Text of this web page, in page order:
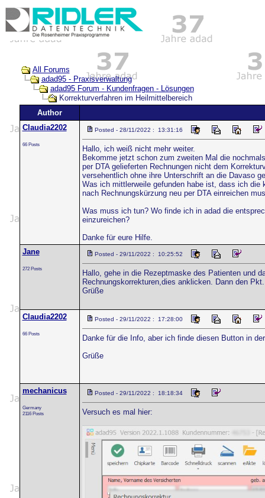
All Forums
adad95 - Praxisverwaltung
adad95 Forum - Kundenfragen - Lösungen
Korrekturverfahren im Heilmittelbereich
Author
Claudia2202
66 Posts
Posted - 28/11/2022 : 13:31:16
Hallo, ich weiß nicht mehr weiter.
Bekomme jetzt schon zum zweiten Mal die
per DTA gelieferten Rechnungen nicht dem
versehentlich ohne ihre Unterschrift an die Davaso
Was ich mittlerweile gefunden habe ist, dass ich die
nach Rechnungskürzung neu per DTA einreichen
Was muss ich tun? Wo finde ich in adad die
einzureichen?
Danke für eure Hilfe.
Jane
272 Posts
Posted - 29/11/2022 : 10:25:52
Hallo, gehe in die Rezeptmaske des Patienten und
Rechnungskorrekturen,dies anklicken. Dann den
Grüße
Claudia2202
66 Posts
Posted - 29/11/2022 : 17:28:00
Danke für die Info, aber ich finde diesen Button in
Grüße
mechanicus
Germany
2116 Posts
Posted - 29/11/2022 : 18:18:34
Versuch es mal hier: